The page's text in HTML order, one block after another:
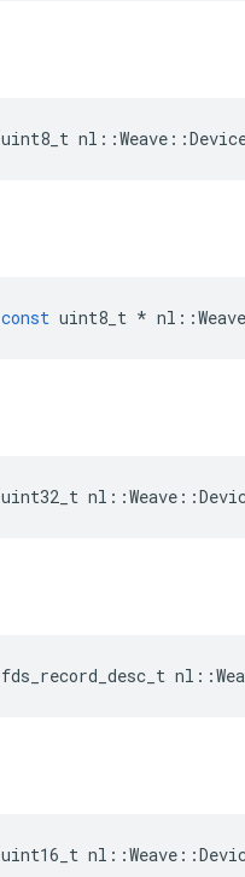
uint8_t
const uint8_t * nl ::Weave
uint32_t
fds_record_desc_t
uint16_t